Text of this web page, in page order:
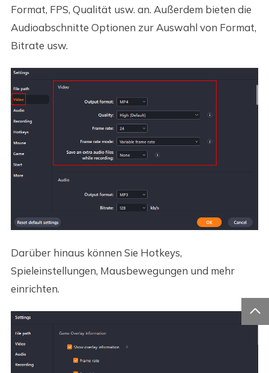
Format, FPS, Qualität usw. an. Außerdem bieten die
Audioabschnitte Optionen zur Auswahl von Format,
Bitrate usw.
Darüber hinaus können Sie Hotkeys,
Spieleinstellungen, Mausbewegungen und mehr
einrichten.
